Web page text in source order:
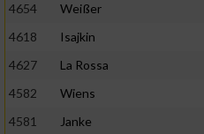
4654
Weißer
4618
Isajkin
4627
La Rossa
4582
Wiens
4581
Janke